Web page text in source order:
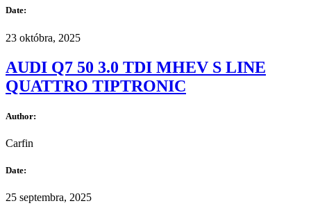
Date:
23 októbra, 2025
AUDI Q7 50 3.0 TDI MHEV S LINE
QUATTRO TIPTRONIC
Author:
Carfin
Date:
25 septembra, 2025